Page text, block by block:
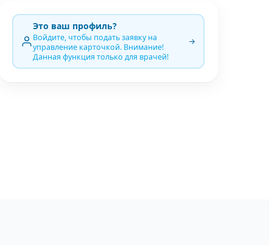
Это ваш профиль?
Войдите, чтобы подать заявку на
управление карточкой. Внимание!
Данная функция только для врачей!